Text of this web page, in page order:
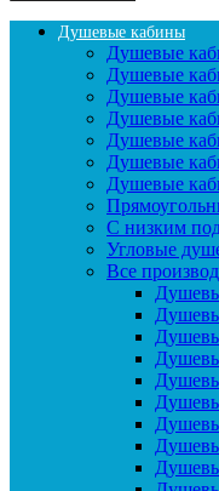
Душевые кабины
Душевые
Душевые
Душевые
Душевые
Душевые
Душевые
Душевые
С низким
Угловые
Все